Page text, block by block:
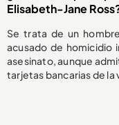
Elisabeth-Jane
Se trata de un
acusado de homicidio
asesinato, aunque
tarjetas bancarias de la